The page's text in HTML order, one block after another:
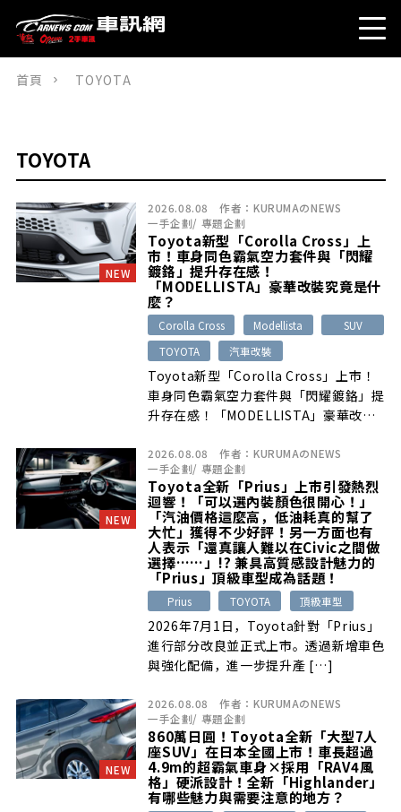
首頁 TOYOTA
TOYOTA
NEW
2026.08.08 作者： KURUMAのNEWS
一手企劃/ 專題企劃
Toyota新型「Corolla Cross」上
市！車身同色霸氣空力套件與「閃耀
鍍鉻」提升存在感！
「MODELLISTA」豪華改裝究竟是什
麼？
Corolla Cross Modellista
SUV
TOYOTA
汽車改裝
Toyota新型「Corolla Cross」上市！
車身同色霸氣空力套件與「閃耀鍍鉻」提
升存在感！「MODELLISTA」豪華改裝
NEW
2026.08.08 作者： KURUMAのNEWS
一手企劃/ 專題企劃
Toyota全新「Prius」上市引發熱烈
迴響！「可以選內裝顏色很開心！」
「汽油價格這麼高，低油耗真的幫了
大忙」獲得不少好評！另一方面也有
人表示「還真讓人難以在Civic之間做
選擇……」!? 兼具高質感設計魅力的
「Prius」頂級車型成為話題！
Prius TOYOTA 頂級車型
2026年7月1日，Toyota針對「Prius」
進行部分改良並正式上市。透過新增車色
與強化配備，進一步提升產 […]
NEW
2026.08.08 作者： KURUMAのNEWS
一手企劃/ 專題企劃
860萬日圓！Toyota全新「大型7人
座SUV」在日本全國上市！車長超過
4.9m的超霸氣車身×採用「RAV4風
格」硬派設計！全新「Highlander」
有哪些魅力與需要注意的地方？